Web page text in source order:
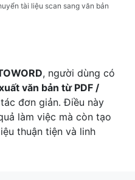
tài liệu scan sang văn bản
, người dùng có
văn bản từ PDF /
đơn giản. Điều này
làm việc mà còn tạo
thuận tiện và linh